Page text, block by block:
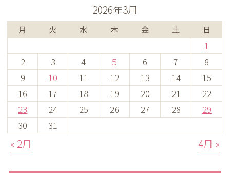
2026年3月
月 火 水 木 金 土 日
1
2
3 4 5 6 7
8
9
10 11 12 13 14
15
16
17 18 19 20 21
22
23
24 25 26 27 28
29
30
31
« 2月 4月 »